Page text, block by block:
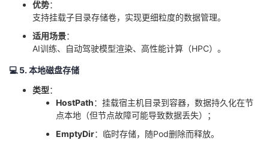
​优势​​：
支持挂载子目录存储卷，实现更细粒度的数据管理。
​适用场景​​：
AI训练、自动驾驶模型渲染、高性能计算（HPC）。
💻 ​ ​5. 本地磁盘存储​
​类型​​：
​HostPath​​：挂载宿主机目录到容器，数据持久化在节
点本地（但节点故障可能导致数据丢失）；
​EmptyDir​​：临时存储，随Pod删除而释放。